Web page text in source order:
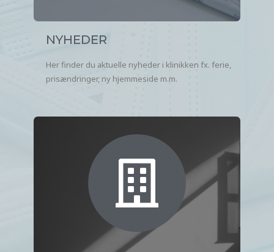
NYHEDER
Her finder du aktuelle nyheder i klinikken fx. ferie,
prisændringer, ny hjemmeside m.m.